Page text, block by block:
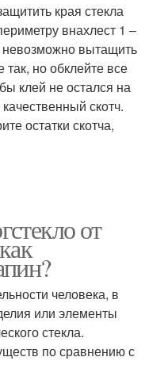
края стекла
внахлест 1 –
вытащить
так, но обклейте все
клей не остался на
скотч.
остатки скотча,
от
человека, в
или элементы
стекла.
по сравнению с